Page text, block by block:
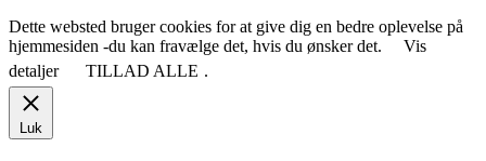
Dette websted bruger cookies for at give dig en bedre oplevelse på
hjemmesiden -du kan fravælge det, hvis du ønsker det.
Vis
detaljer
TILLAD ALLE .
Luk